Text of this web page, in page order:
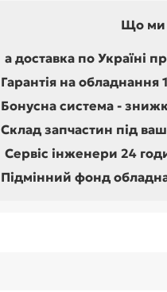
Що ми
а доставка по Україні
Гарантія на обладнання
Бонусна система -
Склад запчастин під
Сервіс інженери 24
Підмінний фонд